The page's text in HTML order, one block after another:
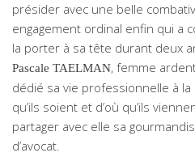
présider avec une belle
engagement ordinal enfin qui a
la porter à sa tête durant deux
Pascale TAELMAN, femme
dédié sa vie professionnelle à
qu’ils soient et d’où qu’ils
partager avec elle sa
d’avocat.